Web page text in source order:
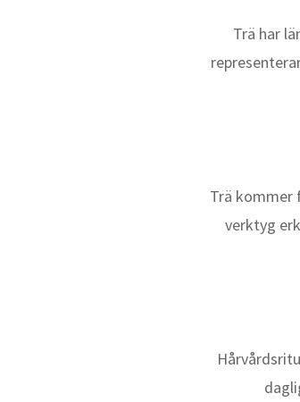
Trä har
Trä kommer
verktyg